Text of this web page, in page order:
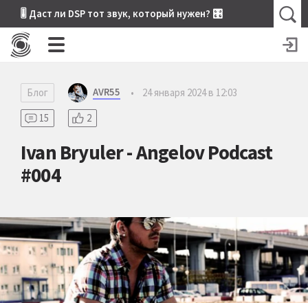
🎚 Даст ли DSP тот звук, который нужен? 🎛
Блог AVR55 •
24 января 2024 в 12:03
15
2
Ivan Bryuler - Angelov Podcast
#004